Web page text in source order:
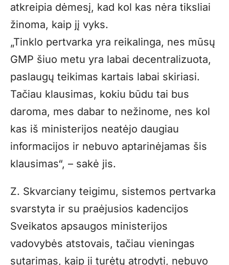
atkreipia dėmesį, kad kol kas nėra tiksliai
žinoma, kaip jį vyks.
„Tinklo pertvarka yra reikalinga, nes mūsų
GMP šiuo metu yra labai decentralizuota,
paslaugų teikimas kartais labai skiriasi.
Tačiau klausimas, kokiu būdu tai bus
daroma, mes dabar to nežinome, nes kol
kas iš ministerijos neatėjo daugiau
informacijos ir nebuvo aptarinėjamas šis
klausimas“, – sakė jis.
Z. Skvarciany teigimu, sistemos pertvarka
svarstyta ir su praėjusios kadencijos
Sveikatos apsaugos ministerijos
vadovybės atstovais, tačiau vieningas
sutarimas, kaip ji turėtų atrodyti, nebuvo